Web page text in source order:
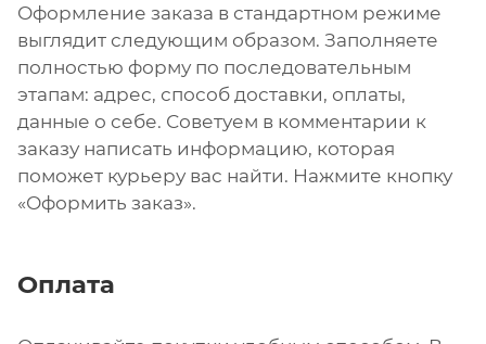
Оформление заказа в стандартном режиме
выглядит следующим образом. Заполняете
полностью форму по последовательным
этапам: адрес, способ доставки, оплаты,
данные о себе. Советуем в комментарии к
заказу написать информацию, которая
поможет курьеру вас найти. Нажмите кнопку
«Оформить заказ».
Оплата